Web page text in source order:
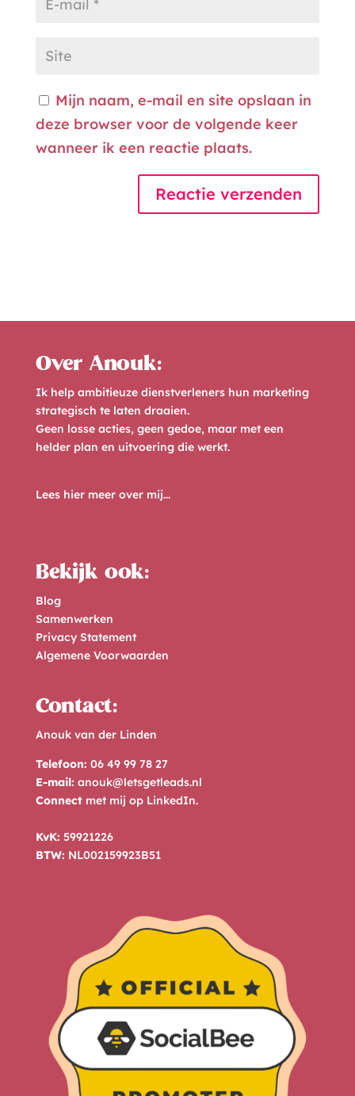
Mijn naam, e-mail en site opslaan in
deze browser voor de volgende keer
wanneer ik een reactie plaats.
n
t
i
v
:
Over Anouk:
Ik help ambitieuze dienstverleners hun marketing
strategisch te laten draaien.
Geen losse acties, geen gedoe, maar met een
helder plan en uitvoering die werkt.
Lees hier meer over mij...
Bekijk ook:
Blog
Samenwerken
Privacy Statement
Algemene Voorwaarden
Contact:
Anouk van der Linden
Telefoon: 06 49 99 78 27
E-mail: anouk@letsgetleads.nl
Connectmet mij op LinkedIn.
KvK: 59921226
BTW: NL002159923B51